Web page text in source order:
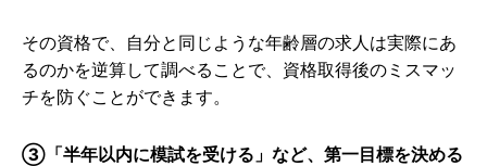
その資格で、自分と同じような年齢層の求人は実際にあ
るのかを逆算して調べることで、資格取得後のミスマッ
チを防ぐことができます。
③「半年以内に模試を受ける」など、第一目標を決める